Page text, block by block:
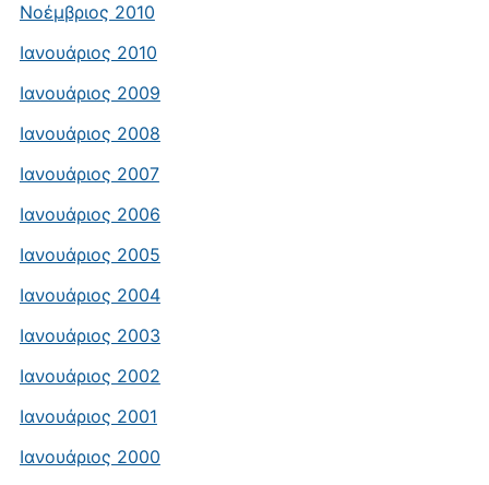
Νοέμβριος 2010
Ιανουάριος 2010
Ιανουάριος 2009
Ιανουάριος 2008
Ιανουάριος 2007
Ιανουάριος 2006
Ιανουάριος 2005
Ιανουάριος 2004
Ιανουάριος 2003
Ιανουάριος 2002
Ιανουάριος 2001
Ιανουάριος 2000